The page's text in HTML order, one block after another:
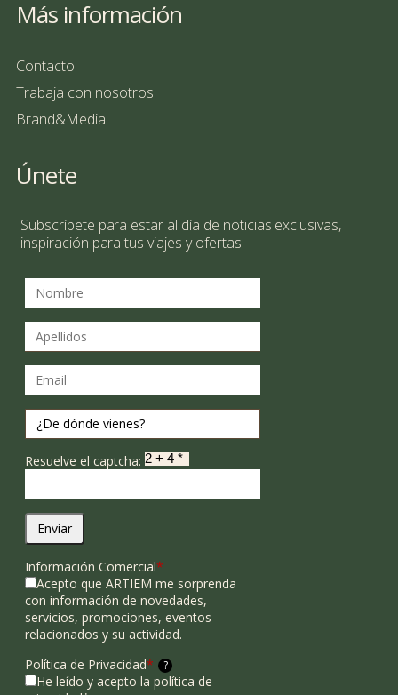
Más información
Contacto
Trabaja con nosotros
Brand&Media
Únete
Subscríbete para estar al día de noticias exclusivas,
inspiración para tus viajes y ofertas.
Resuelve el captcha:
Enviar
Información Comercial*
Acepto que ARTIEM me sorprenda
con información de novedades,
servicios, promociones, eventos
relacionados y su actividad.
Política de Privacidad* ?
He leído y acepto la política de